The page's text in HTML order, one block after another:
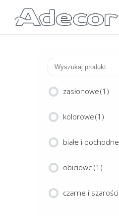
zasłonowe(1)
kolorowe(1)
białe i pochodne
obiciowe(1)
czarne i szarości